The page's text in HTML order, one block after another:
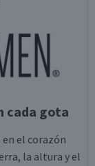
cada gota
el corazón
la altura y el